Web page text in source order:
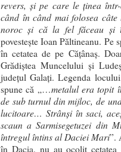
revers, şi pe care le ţinea
când în când mai folosea
noroc şi că la fel făceau şi
povesteşte Ioan Păltineanu. Pe
în cetatea de pe Căţânaş.
Grădiştea Muncelului şi
judeţul Galaţi. Legenda
spune că „…metalul era topit
de sub turnul din mijloc, de
lucitoare… Strânşi în saci,
scaun a Sarmisegetuzei din
întregul întins al Daciei Mari”.
în Dacia, nu au ocolit cetatea